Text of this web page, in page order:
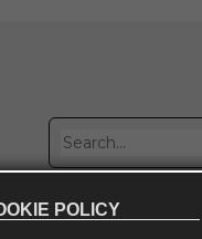
with us
POLICY